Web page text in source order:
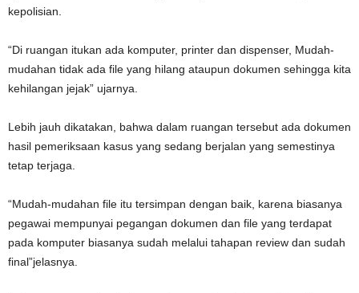
kepolisian.
“Di ruangan itukan ada komputer, printer dan dispenser, Mudah-
mudahan tidak ada file yang hilang ataupun dokumen sehingga kita
kehilangan jejak” ujarnya.
Lebih jauh dikatakan, bahwa dalam ruangan tersebut ada dokumen
hasil pemeriksaan kasus yang sedang berjalan yang semestinya
tetap terjaga.
“Mudah-mudahan file itu tersimpan dengan baik, karena biasanya
pegawai mempunyai pegangan dokumen dan file yang terdapat
pada komputer biasanya sudah melalui tahapan review dan sudah
final”jelasnya.